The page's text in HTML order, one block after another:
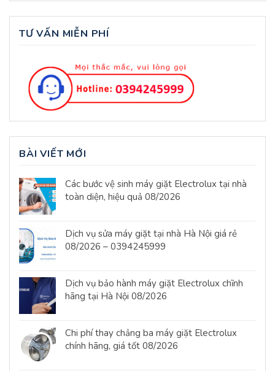
TƯ VẤN MIỄN PHÍ
BÀI VIẾT MỚI
Các bước vệ sinh máy giặt Electrolux tại nhà
toàn diện, hiệu quả 08/2026
Dịch vụ sửa máy giặt tại nhà Hà Nội giá rẻ
08/2026 – 0394245999
Dịch vụ bảo hành máy giặt Electrolux chĩnh
hãng tại Hà Nội 08/2026
Chi phí thay chảng ba máy giặt Electrolux
chính hãng, giá tốt 08/2026